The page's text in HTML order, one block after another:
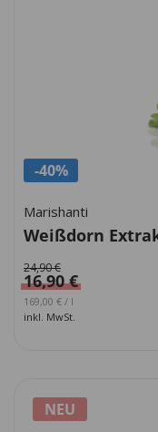
-40%
Marishanti
Weißdorn
24,90€
16,90€
Ursprünglicher Preis war:
169,00 €Aktueller Preis ist:
/ l
inkl. MwSt.
NEU